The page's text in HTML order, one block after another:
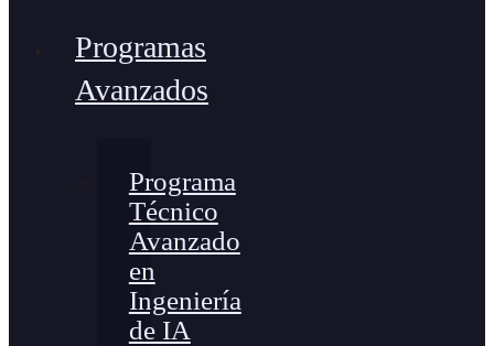
Programas
Avanzados
Programa
Técnico
Avanzado
en
Ingeniería
de IA